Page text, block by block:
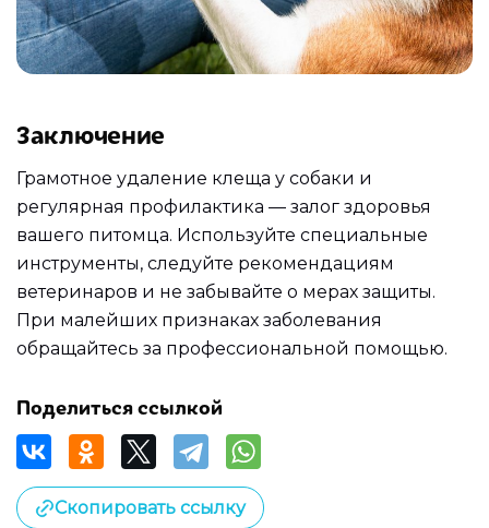
Заключение
Грамотное удаление клеща у собаки и
регулярная профилактика — залог здоровья
вашего питомца. Используйте специальные
инструменты, следуйте рекомендациям
ветеринаров и не забывайте о мерах защиты.
При малейших признаках заболевания
обращайтесь за профессиональной помощью.
Поделиться ссылкой
Скопировать ссылку